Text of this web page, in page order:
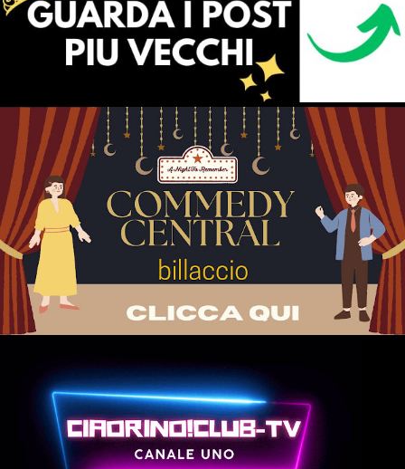
irriverente davanti ai parlamentari cani , tu puoi! Un tanto
Caloroso Quanto Fraterno Saluto, dal Tuo AMICONE In
questa epoca apparentemente senza luce e intrisa di
Parlamentari Ladri che non reggiamo più RILASSATI CON
UN FILM GRATIS PER GUARDARNE ALTRI 🎩ATTIVISMO
COSTITUZIONALE CRISTIANO Contro i Ladri Massoni in
parlamento POSSONO INTERESSARTI : ULTIM'ORA di
BILLACCIO NOTIZIE DAL VIVO TIKTOKERS TODAY
VETERANO TIMES OPERAZIONE SPECIALE UCR...